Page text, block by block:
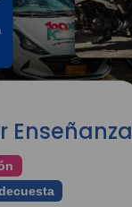
Enseñanza